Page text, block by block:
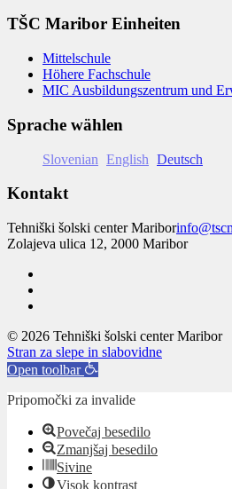
TŠC Maribor Einheiten
Mittelschule
Höhere Fachschule
MIC Ausbildungszentrum und
Sprache wählen
Slovenian English Deutsch
Kontakt
Tehniški šolski center Maribor
Zolajeva ulica 12, 2000 Maribor
© 2026 Tehniški šolski center Maribor
Stran za slepe in slabovidne
Open toolbar
Pripomočki za invalide
Povečaj besedilo
Zmanjšaj besedilo
Sivine
Visok kontrast